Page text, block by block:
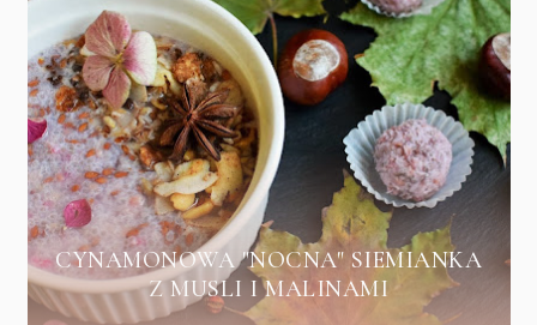
CYNAMONOWA "NOCNA" SIEMIANKA
Z MUSLI I MALINAMI